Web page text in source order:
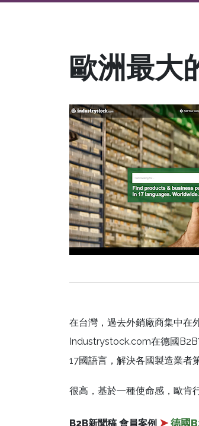
歐洲最大
在台灣，過去外銷廠商集中在
Industrystock.com在德國
17國語言，解決各國製造業者
很高，基於一種使命感，歐肯
B2B新聞稿 會員案例 ➤ 德國